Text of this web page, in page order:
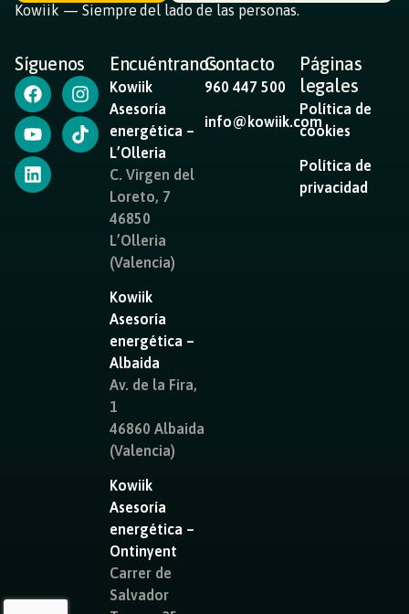
Kowiik — Siempre del lado de las personas.
Síguenos Encuéntranos
Kowiik
Asesoría
energética –
L’Olleria
C. Virgen del
Loreto, 7
46850
L’Olleria
(Valencia)
Kowiik
Asesoría
energética –
Albaida
Av. de la Fira,
1
46860 Albaida
(Valencia)
Kowiik
Asesoría
energética –
Ontinyent
Carrer de
Salvador
Contacto
960 447 500
info@kowiik.com
Páginas
legales
Política de
cookies
Política de
privacidad